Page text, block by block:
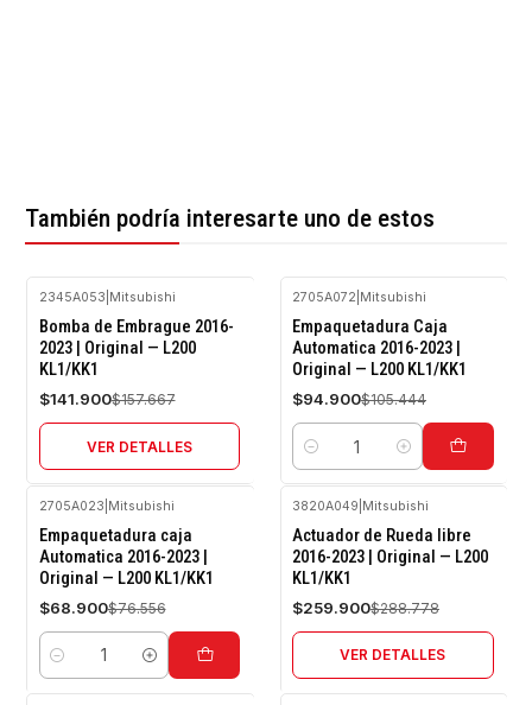
También podría interesarte uno de estos
-10%
OFF
Agotado
2345A053 Mitsubishi
Bomba de Embrague 2016-
2023 | Original — L200
KL1/KK1
$141.900$157.667
VER DETALLES
-10%
OFF
2705A072 Mitsubishi
Empaquetadura Caja
Automatica 2016-2023 |
Original — L200 KL1/KK1
$94.900$105.444
Cantidad
-10%
OFF
2705A023 Mitsubishi
Empaquetadura caja
Automatica 2016-2023 |
Original — L200 KL1/KK1
$68.900$76.556
Cantidad
-10%
OFF
Agotado
3820A049 Mitsubishi
Actuador de Rueda libre
2016-2023 | Original — L200
KL1/KK1
$259.900$288.778
VER DETALLES